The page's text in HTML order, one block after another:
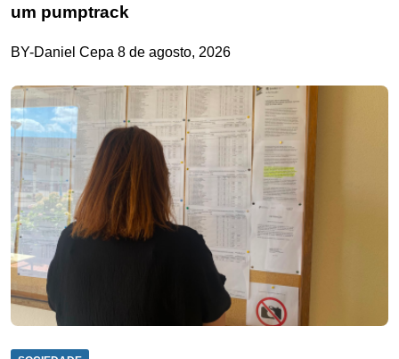
um pumptrack
BY-Daniel Cepa 8 de agosto, 2026